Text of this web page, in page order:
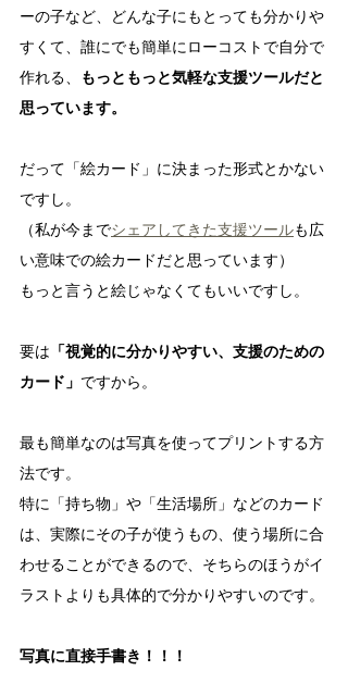
ーの子など、どんな子にもとっても分かりや
すくて、誰にでも簡単にローコストで自分で
作れる、
もっともっと気軽な支援ツールだと
思っています。
だって「絵カード」に決まった形式とかない
ですし。
（私が今までシェアしてきた支援ツールも広
い意味での絵カードだと思っています）
もっと言うと絵じゃなくてもいいですし。
要は 「視覚的に分かりやすい、支援のための
カード」 ですから。
最も簡単なのは写真を使ってプリントする方
法です。
特に「持ち物」や「生活場所」などのカード
は、実際にその子が使うもの、使う場所に合
わせることができるので、そちらのほうがイ
ラストよりも具体的で分かりやすいのです。
写真に直接手書き！！！